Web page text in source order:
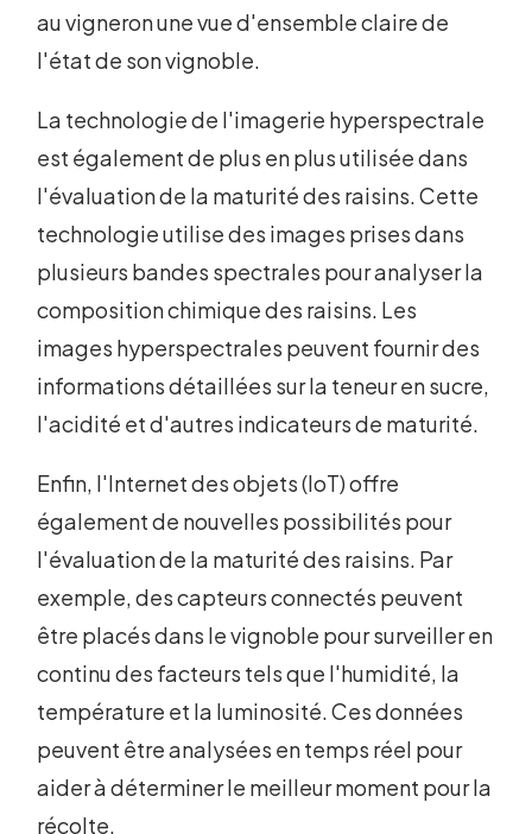
au vigneron une vue d'ensemble claire de
l'état de son vignoble.
La technologie de l'imagerie hyperspectrale
est également de plus en plus utilisée dans
l'évaluation de la maturité des raisins. Cette
technologie utilise des images prises dans
plusieurs bandes spectrales pour analyser la
composition chimique des raisins. Les
images hyperspectrales peuvent fournir des
informations détaillées sur la teneur en sucre,
l'acidité et d'autres indicateurs de maturité.
Enfin, l'Internet des objets (IoT) offre
également de nouvelles possibilités pour
l'évaluation de la maturité des raisins. Par
exemple, des capteurs connectés peuvent
être placés dans le vignoble pour surveiller en
continu des facteurs tels que l'humidité, la
température et la luminosité. Ces données
peuvent être analysées en temps réel pour
aider à déterminer le meilleur moment pour la
récolte.